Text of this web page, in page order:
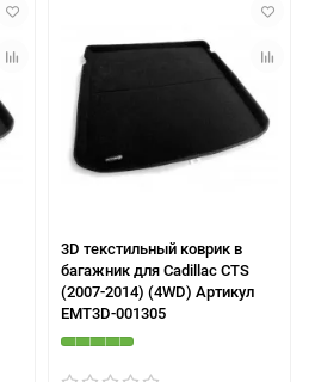
3D текстильный коврик в
багажник для Cadillac CTS
(2007-2014) (4WD) Артикул
EMT3D-001305